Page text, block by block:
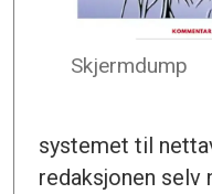
Skjermdump
systemet til
redaksjonen selv